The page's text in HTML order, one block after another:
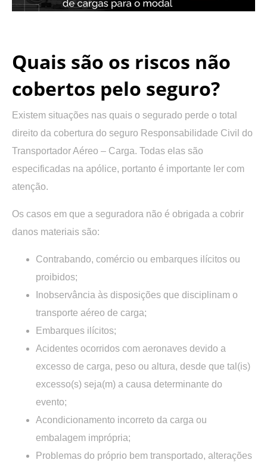
Quais são os riscos não
cobertos pelo seguro?
Existem situações nas quais o segurado perde o total
direito da cobertura do seguro Responsabilidade Civil do
Transportador Aéreo – Carga. Todas elas são
especificadas na apólice, portanto é importante ler com
atenção.
Os casos em que a seguradora não é obrigada a cobrir
danos materiais são:
Contrabando, comércio ou embarques ilícitos ou
proibidos;
Inobservância às disposições que disciplinam o
transporte aéreo de carga;
Embarques ilícitos;
Acidentes ocorridos com aeronaves devido a
excesso de carga, peso ou altura, desde que tal(is)
excesso(s) seja(m) a causa determinante do
evento;
Acondicionamento incorreto da carga ou
embalagem imprópria;
Problemas do próprio bem transportado, alterações